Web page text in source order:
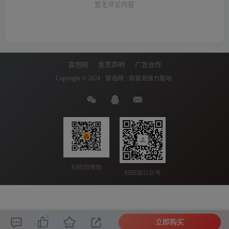
暂无评论内容
冒泡网 免责声明 广告合作
Copyright © 2024 · 冒泡网 · 由 冒泡 强力驱动.
扫码加微信
扫码加公众号
立即购买
本站主题由Zibll子比主题强力驱动 联系作者